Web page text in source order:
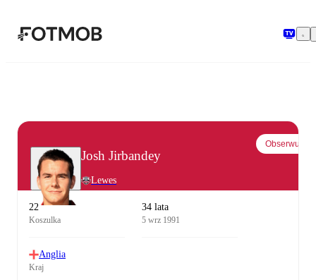
Josh Jirbandey
Lewes
Obserwuj
22
Koszulka
34 lata
5 wrz 1991
Anglia
Kraj